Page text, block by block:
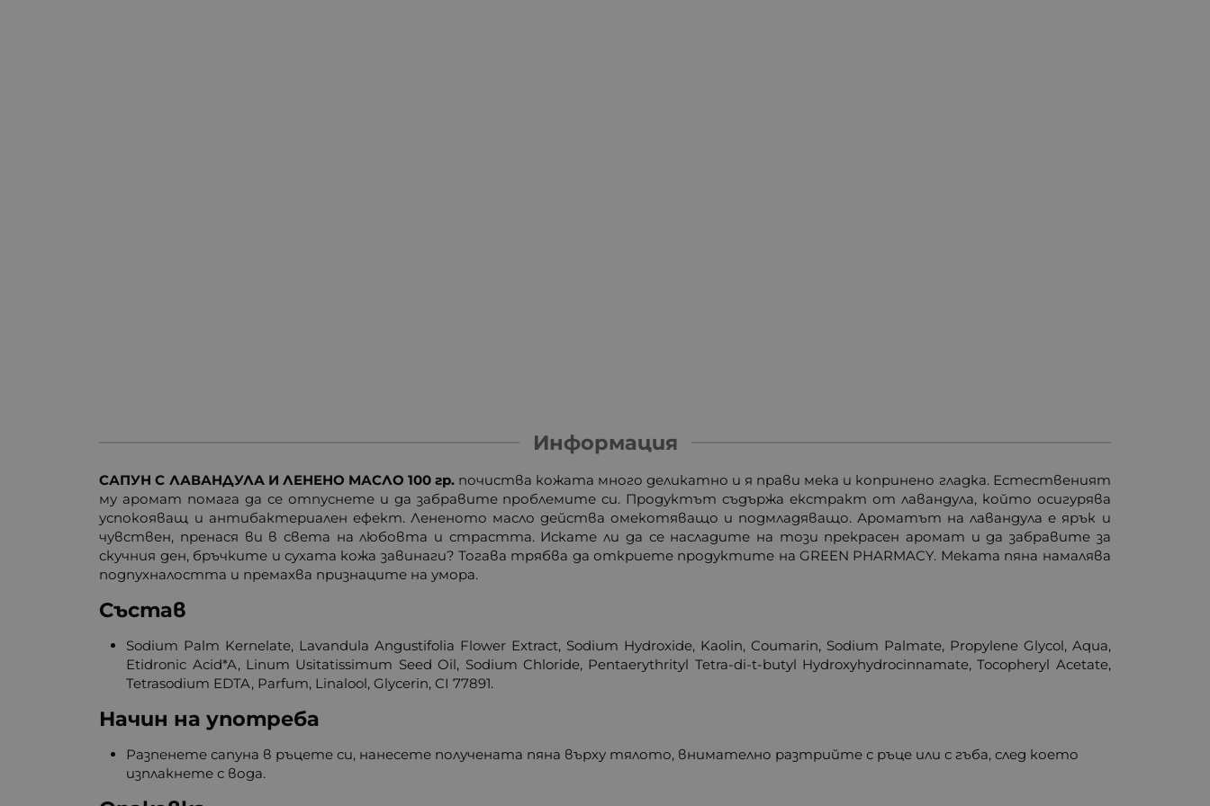
Информация
САПУН С ЛАВАНДУЛА И ЛЕНЕНО МАСЛО 100 гр.почиства кожата много деликатно и я прави мека и копринено гладка. Естественият
му аромат помага да се отпуснете и да забравите проблемите си. Продуктът съдържа екстракт от лавандула, който осигурява
успокояващ и антибактериален ефект. Лененото масло действа омекотяващо и подмладяващо. Ароматът на лавандула е ярък и
чувствен, пренася ви в света на любовта и страстта. Искате ли да се насладите на този прекрасен аромат и да забравите за
скучния ден, бръчките и сухата кожа завинаги? Тогава трябва да откриете продуктите на GREEN PHARMACY. Меката пяна намалява
подпухналостта и премахва признаците на умора.
Състав
Sodium Palm Kernelate, Lavandula Angustifolia Flower Extract, Sodium Hydroxide, Kaolin, Coumarin, Sodium Palmate, Propylene Glycol, Aqua,
Etidronic Acid*A, Linum Usitatissimum Seed Oil, Sodium Chloride, Pentaerythrityl Tetra-di-t-butyl Hydroxyhydrocinnamate, Tocopheryl Acetate,
Tetrasodium EDTA, Parfum, Linalool, Glycerin, CI 77891.
Начин на употреба
Разпенете сапуна в ръцете си, нанесете получената пяна върху тялото, внимателно разтрийте с ръце или с гъба, след което
изплакнете с вода.